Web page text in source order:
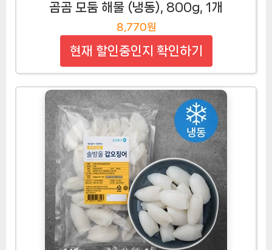
곰곰 모둠 해물 (냉동), 800g, 1개
8,770원
현재 할인중인지 확인하기